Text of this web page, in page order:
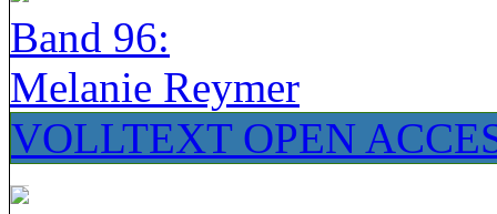
Band 96:
Melanie Reymer
VOLLTEXT OPEN